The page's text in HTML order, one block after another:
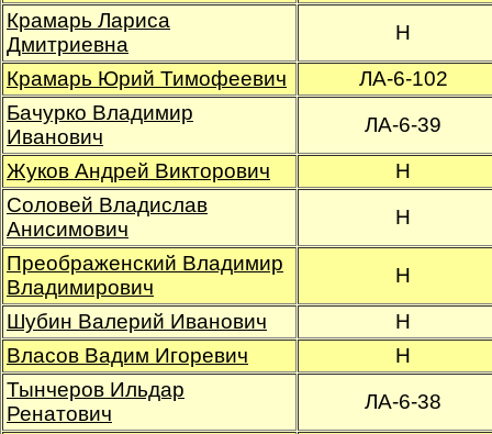
Крамарь Лариса
Дмитриевна
Н
Крамарь Юрий Тимофеевич
ЛА-6-102
Бачурко Владимир
Иванович
ЛА-6-39
Жуков Андрей Викторович
Н
Соловей Владислав
Анисимович
Н
Преображенский Владимир
Владимирович
Н
Шубин Валерий Иванович
Н
Власов Вадим Игоревич
Н
Тынчеров Ильдар
Ренатович
ЛА-6-38